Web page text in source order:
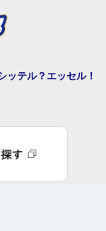
ッテル？エッセル！